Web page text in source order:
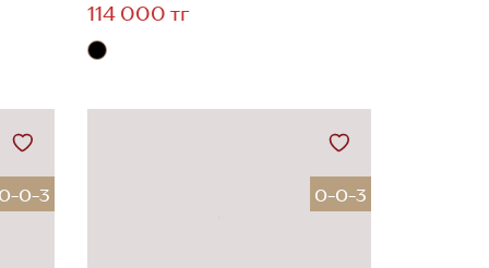
114 000 тг
0-3 0-0-3